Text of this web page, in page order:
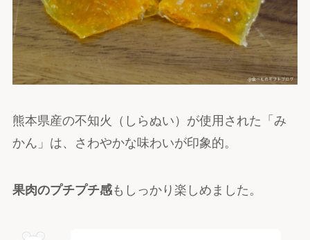
熊本県産の不知火（しらぬい）が使用された「み
かん」は、さわやかな味わいが印象的。
果肉のプチプチ感もしっかり楽しめました。